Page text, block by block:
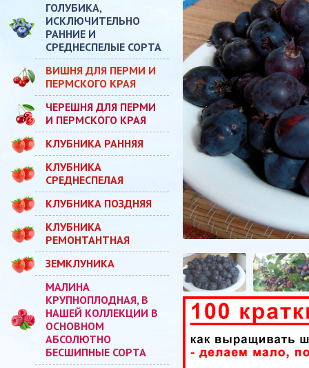
ГОЛУБИКА,
ИСКЛЮЧИТЕЛЬНО
РАННИЕ И
СРЕДНЕСПЕЛЫЕ СОРТА
ВИШНЯ ДЛЯ ПЕРМИ И
ПЕРМСКОГО КРАЯ
ЧЕРЕШНЯ ДЛЯ ПЕРМИ
И ПЕРМСКОГО КРАЯ
КЛУБНИКА РАННЯЯ
КЛУБНИКА
СРЕДНЕСПЕЛАЯ
КЛУБНИКА ПОЗДНЯЯ
КЛУБНИКА
РЕМОНТАНТНАЯ
ЗЕМКЛУНИКА
МАЛИНА
КРУПНОПЛОДНАЯ, В
НАШЕЙ КОЛЛЕКЦИИ В
ОСНОВНОМ
АБСОЛЮТНО
БЕСШИПНЫЕ СОРТА